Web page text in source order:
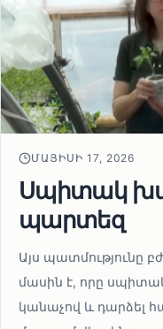
ՄԱՅԻՍԻ 17, 2026
Սպիտակ
պարտեզ
Այս պատմությունը
մասին է, որը
կանաչով և դարձել